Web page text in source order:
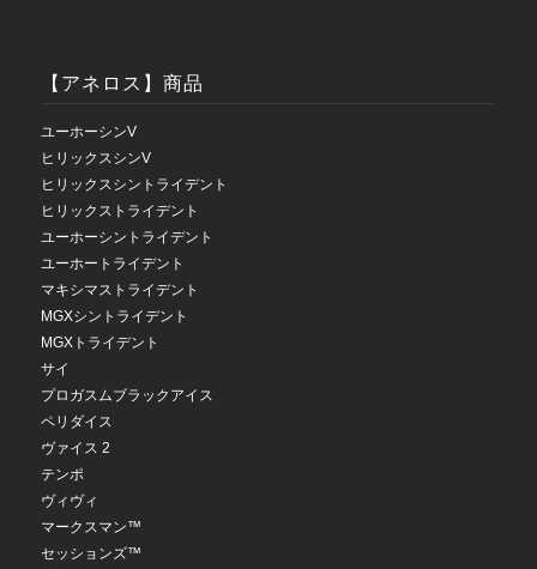
【アネロス】商品
ユーホーシンV
ヒリックスシンV
ヒリックスシントライデント
ヒリックストライデント
ユーホーシントライデント
ユーホートライデント
マキシマストライデント
MGXシントライデント
MGXトライデント
サイ
プロガスムブラックアイス
ペリダイス
ヴァイス 2
テンポ
ヴィヴィ
マークスマン™
セッションズ™